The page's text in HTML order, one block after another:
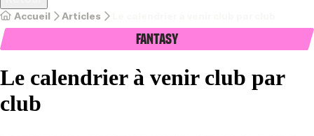
Accueil Articles
Fantasy
Le calendrier à venir club par
club